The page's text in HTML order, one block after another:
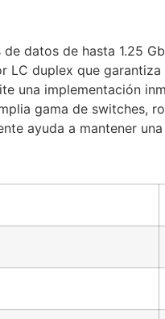
datos de hasta 1.25
LC duplex que
una implementación
gama de switches,
ayuda a mantener